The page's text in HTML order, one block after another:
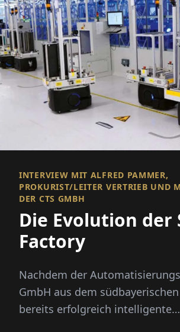
INTERVIEW MIT ALFRED PAMMER,
PROKURIST/LEITER VERTRIEB UND
DER CTS GMBH
Die Evolution der
Factory
Nachdem der
GmbH aus dem
bereits erfolgreich intelligente